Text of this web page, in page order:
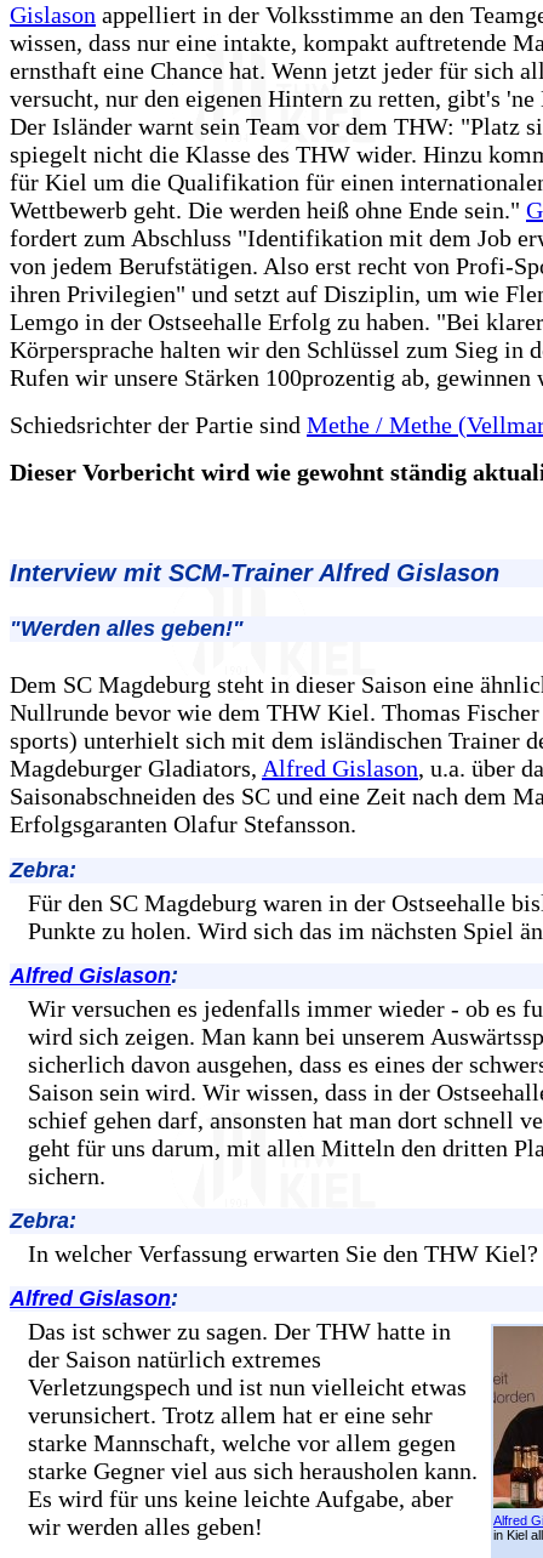
Gislason appelliert in der Volksstimme an den
wissen, dass nur eine intakte, kompakt auftretende
ernsthaft eine Chance hat. Wenn jetzt jeder für sich
versucht, nur den eigenen Hintern zu retten, gibt's
Der Isländer warnt sein Team vor dem THW: "Platz
spiegelt nicht die Klasse des THW wider. Hinzu
für Kiel um die Qualifikation für einen
Wettbewerb geht. Die werden heiß ohne Ende sein."
fordert zum Abschluss "Identifikation mit dem Job
von jedem Berufstätigen. Also erst recht von Profi-
ihren Privilegien" und setzt auf Disziplin, um wie
Lemgo in der Ostseehalle Erfolg zu haben. "Bei klarer
Körpersprache halten wir den Schlüssel zum Sieg in
Rufen wir unsere Stärken 100prozentig ab, gewinnen
Schiedsrichter der Partie sind Methe / Methe
Dieser Vorbericht wird wie gewohnt ständig
Interview mit SCM-Trainer Alfred Gislason
"Werden alles geben!"
Dem SC Magdeburg steht in dieser Saison eine
Nullrunde bevor wie dem THW Kiel. Thomas
sports) unterhielt sich mit dem isländischen Trainer
Magdeburger Gladiators, Alfred Gislason, u.a. über
Saisonabschneiden des SC und eine Zeit nach dem
Erfolgsgaranten Olafur Stefansson.
Zebra:
Für den SC Magdeburg waren in der Ostseehalle
Punkte zu holen. Wird sich das im nächsten Spiel
Alfred Gislason:
Wir versuchen es jedenfalls immer wieder - ob es
wird sich zeigen. Man kann bei unserem
sicherlich davon ausgehen, dass es eines der
Saison sein wird. Wir wissen, dass in der
schief gehen darf, ansonsten hat man dort schnell
geht für uns darum, mit allen Mitteln den dritten
sichern.
Zebra:
In welcher Verfassung erwarten Sie den THW Kiel?
Alfred Gislason:
Alfred
in Kiel
Das ist schwer zu sagen. Der THW hatte in
der Saison natürlich extremes
Verletzungspech und ist nun vielleicht etwas
verunsichert. Trotz allem hat er eine sehr
starke Mannschaft, welche vor allem gegen
starke Gegner viel aus sich herausholen kann.
Es wird für uns keine leichte Aufgabe, aber
wir werden alles geben!